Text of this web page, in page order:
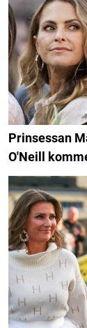
Prinsessan
O'Neill